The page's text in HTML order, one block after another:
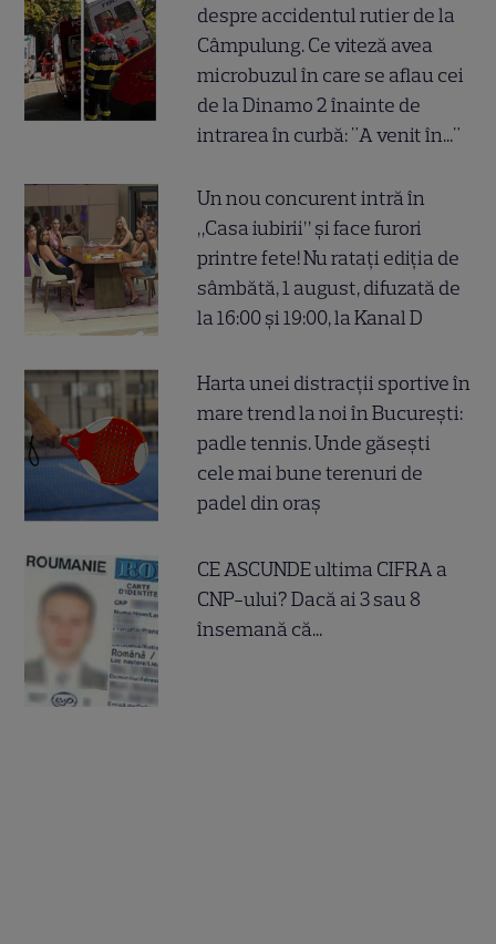
despre accidentul rutier de la
Câmpulung. Ce viteză avea
microbuzul în care se aflau cei
de la Dinamo 2 înainte de
intrarea în curbă: "A venit în..."
Un nou concurent intră în
„Casa iubirii” și face furori
printre fete! Nu ratați ediția de
sâmbătă, 1 august, difuzată de
la 16:00 și 19:00, la Kanal D
Harta unei distracții sportive în
mare trend la noi în București:
padle tennis. Unde găsești
cele mai bune terenuri de
padel din oraș
CE ASCUNDE ultima CIFRA a
CNP-ului? Dacă ai 3 sau 8
însemană că...